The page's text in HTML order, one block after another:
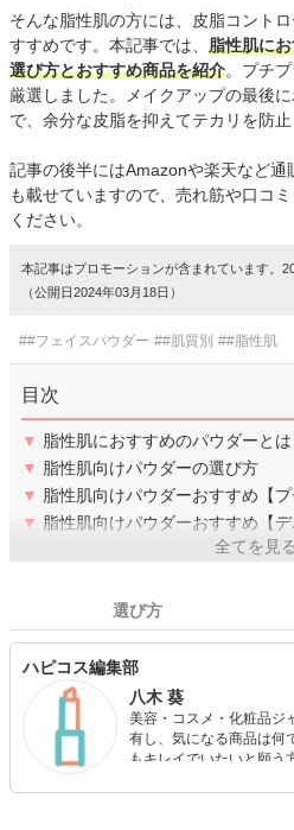
そんな脂性肌の方には、皮脂コント
すすめです。本記事では、 脂性肌に
選び方とおすすめ商品を紹介。プチ
厳選しました。メイクアップの最後
で、余分な皮脂を抑えてテカリを防止
記事の後半にはAmazonや楽天など
も載せていますので、売れ筋や口コ
ください。
本記事はプロモーションが含まれています。
（公開日2024年03月18日）
##フェイスパウダー ##肌質別 ##脂性肌
目次
▼ 脂性肌におすすめのパウダーとは
▼ 脂性肌向けパウダーの選び方
▼ 脂性肌向けパウダーおすすめ【
▼ 脂性肌向けパウダーおすすめ【
全てを見る
選び方
ハピコス編集部
八木 葵
美容・コスメ・化粧品ジ
有し、気になる商品は何
もキレイでいたいと願う